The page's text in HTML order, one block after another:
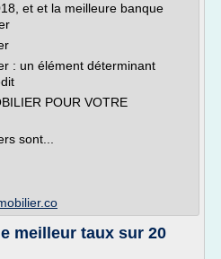
et et la meilleure banque
: un élément déterminant
POUR VOTRE
sont...
meilleur taux sur 20